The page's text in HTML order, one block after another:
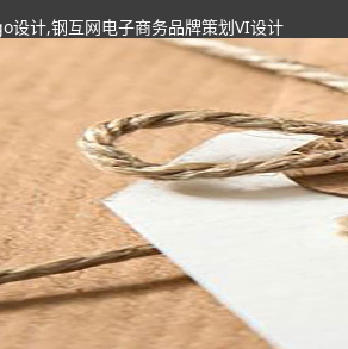
设计,钢互网电子商务品牌策划VI设计